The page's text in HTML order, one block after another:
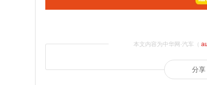
本文内容为中华网·汽车（
分享